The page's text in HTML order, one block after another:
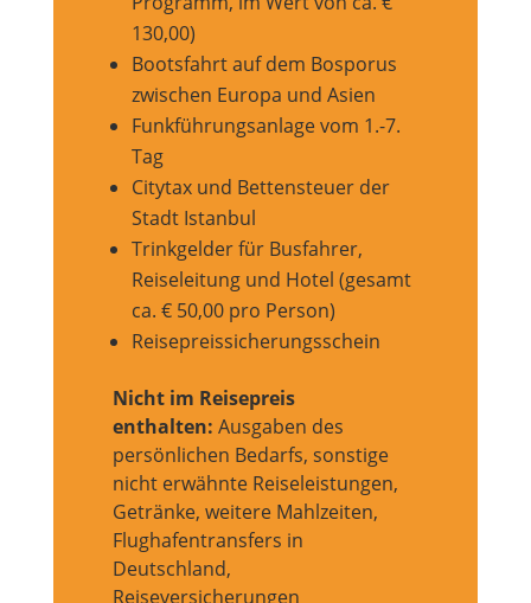
130,00)
Bootsfahrt auf dem Bosporus
zwischen Europa und Asien
Funkführungsanlage vom 1.-7.
Tag
Citytax und Bettensteuer der
Stadt Istanbul
Trinkgelder für Busfahrer,
Reiseleitung und Hotel (gesamt
ca. € 50,00 pro Person)
Reisepreissicherungsschein
Nicht im Reisepreis
enthalten: Ausgaben des
persönlichen Bedarfs, sonstige
nicht erwähnte Reiseleistungen,
Getränke, weitere Mahlzeiten,
Flughafentransfers in
Deutschland,
Reiseversicherungen